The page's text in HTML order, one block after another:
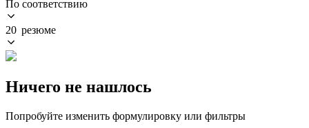
По соответствию
20 резюме
Ничего не нашлось
Попробуйте изменить формулировку или фильтры